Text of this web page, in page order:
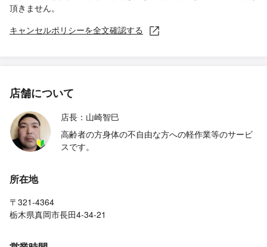
頂きません。
キャンセルポリシーを全文確認する
店舗について
店長：山崎智巳
高齢者の方身体の不自由な方への軽作業等のサービ
スです。
所在地
〒321-4364
栃木県真岡市長田4-34-21